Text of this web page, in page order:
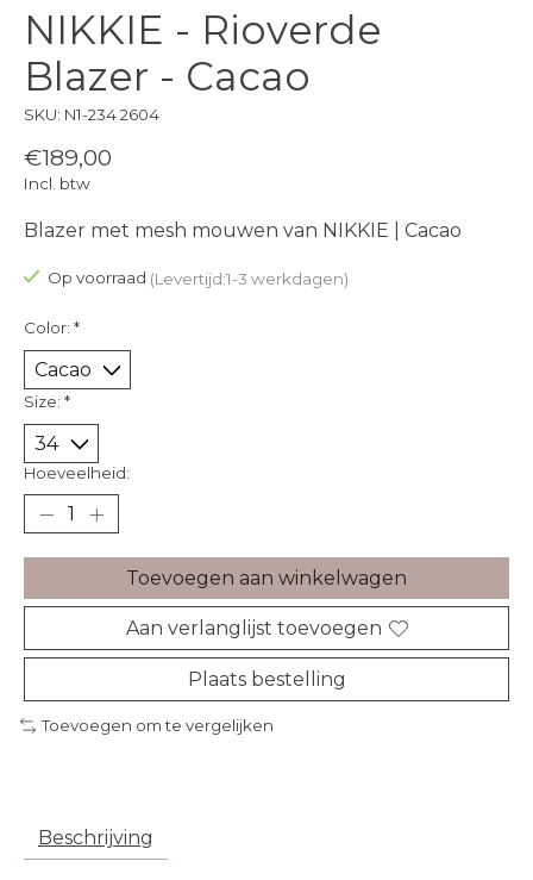
NIKKIE - Rioverde
Blazer - Cacao
SKU: N1-234 2604
€189,00
Incl. btw
Blazer met mesh mouwen van NIKKIE | Cacao
Op voorraad (Levertijd:1-3 werkdagen)
Color: *
Size: *
Hoeveelheid:
Toevoegen aan winkelwagen
Aan verlanglijst toevoegen
Plaats bestelling
Toevoegen om te vergelijken
Beschrijving